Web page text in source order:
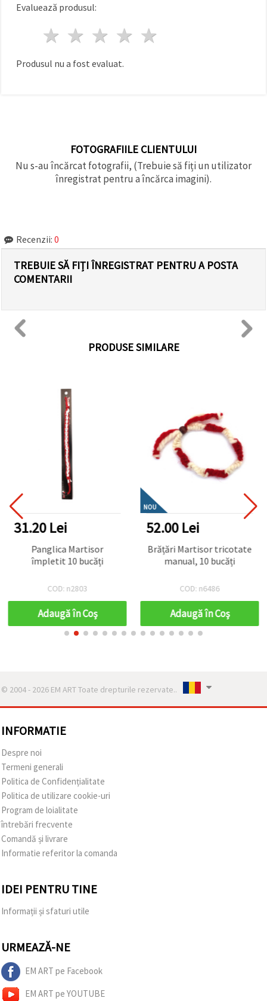
Evaluează produsul:
4 stele
3 stele
2 stele
1 stea
Produsul nu a fost evaluat.
FOTOGRAFIILE CLIENTULUI
Nu s-au încărcat fotografii, (Trebuie să fiți un utilizator
înregistrat pentru a încărca imagini).
Recenzii: 0
TREBUIE SĂ FIȚI ÎNREGISTRAT PENTRU A POSTA
COMENTARII
PRODUSE SIMILARE
31.20 Lei
Panglica Martisor
împletit 10 bucăți
COD: n2803
Adaugă în Coş
NOU
52.00 Lei
Brățări Martisor tricotate
manual, 10 bucăți
COD: n6486
Adaugă în Coş
© 2004 - 2026 EM ART Toate drepturile rezervate..
INFORMATIE
Despre noi
Termeni generali
Politica de Confidențialitate
Politica de utilizare cookie-uri
Program de loialitate
întrebări frecvente
Comandă și livrare
Informatie referitor la comanda
IDEI PENTRU TINE
Informații și sfaturi utile
URMEAZĂ-NE
EM ART pe Facebook
EM ART pe YOUTUBE